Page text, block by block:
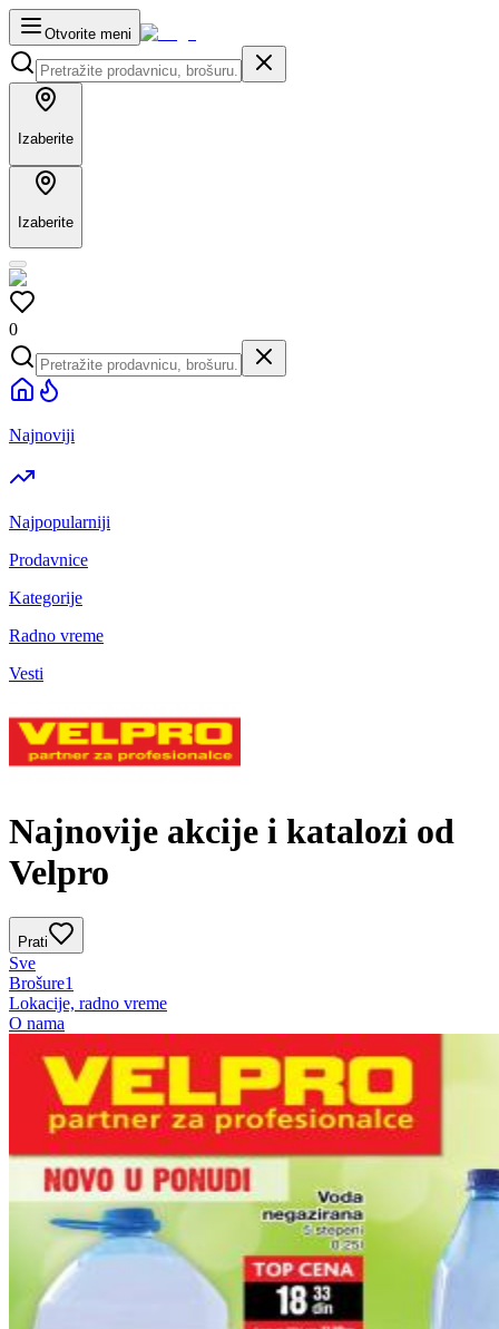
Otvorite meni
Izaberite
Izaberite
0
Najnoviji
Najpopularniji
Prodavnice
Kategorije
Radno vreme
Vesti
Najnovije akcije i katalozi od
Velpro
Prati
Sve
Brošure1
Lokacije, radno vreme
O nama